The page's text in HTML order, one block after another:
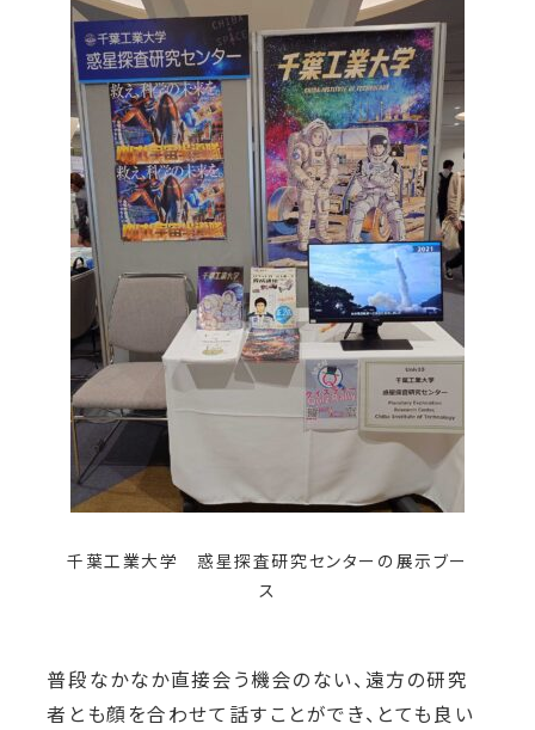
千葉工業大学 惑星探査研究センターの展示ブー
ス
普段なかなか直接会う機会のない、遠方の研究
者とも顔を合わせて話すことができ、とても良い